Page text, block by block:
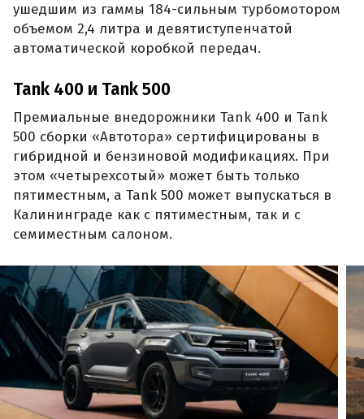
ушедшим из гаммы 184-сильным турбомотором
объемом 2,4 литра и девятиступенчатой
автоматической коробкой передач.
Tank 400 и Tank 500
Премиальные внедорожники Tank 400 и Tank
500 сборки «Автотора» сертифицированы в
гибридной и бензиновой модификациях. При
этом «четырехсотый» может быть только
пятиместным, а Tank 500 может выпускаться в
Калининграде как с пятиместным, так и с
семиместным салоном.